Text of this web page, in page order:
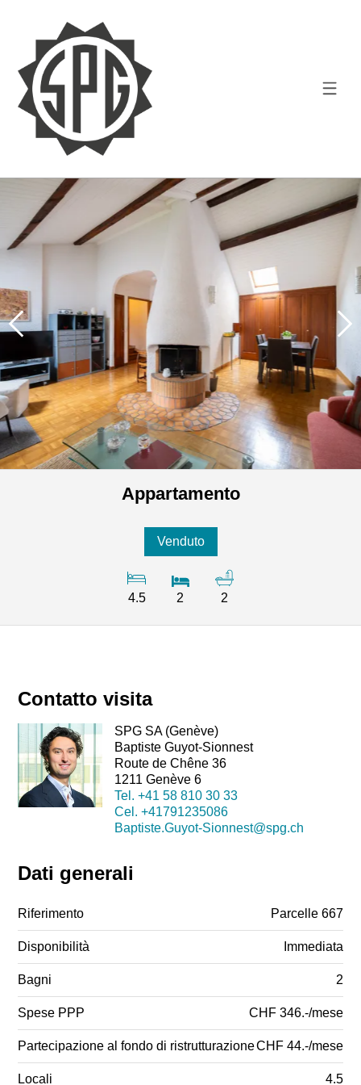
Appartamento
Venduto
4.5 2 2
Contatto visita
SPG SA (Genève)
Baptiste Guyot-Sionnest
Route de Chêne 36
1211 Genève 6
Tel. +41 58 810 30 33
Cel. +41791235086
Baptiste.Guyot-Sionnest@spg.ch
Dati generali
Riferimento Parcelle 667
Disponibilità Immediata
Bagni 2
Spese PPP CHF 346.-/mese
Partecipazione al fondo di ristrutturazioneCHF 44.-/mese
Locali 4.5